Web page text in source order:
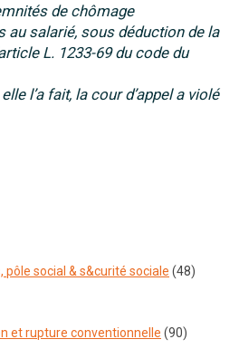
de chômage
au salarié, sous déduction de la
L. 1233-69 du code du
l’a fait, la cour d’appel a violé
social & s&curité sociale (48)
et rupture conventionnelle (90)